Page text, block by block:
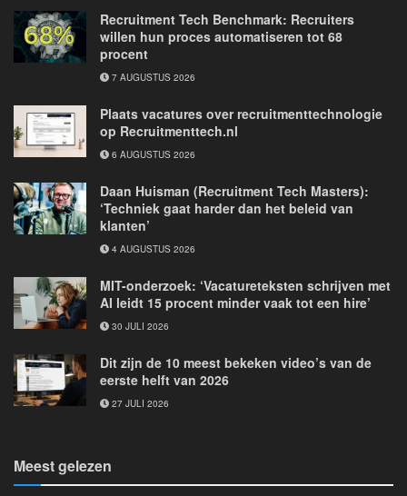
Recruitment Tech Benchmark: Recruiters
willen hun proces automatiseren tot 68
procent
7 AUGUSTUS 2026
Plaats vacatures over recruitmenttechnologie
op Recruitmenttech.nl
6 AUGUSTUS 2026
Daan Huisman (Recruitment Tech Masters):
‘Techniek gaat harder dan het beleid van
klanten’
4 AUGUSTUS 2026
MIT-onderzoek: ‘Vacatureteksten schrijven met
AI leidt 15 procent minder vaak tot een hire’
30 JULI 2026
Dit zijn de 10 meest bekeken video’s van de
eerste helft van 2026
27 JULI 2026
Meest gelezen